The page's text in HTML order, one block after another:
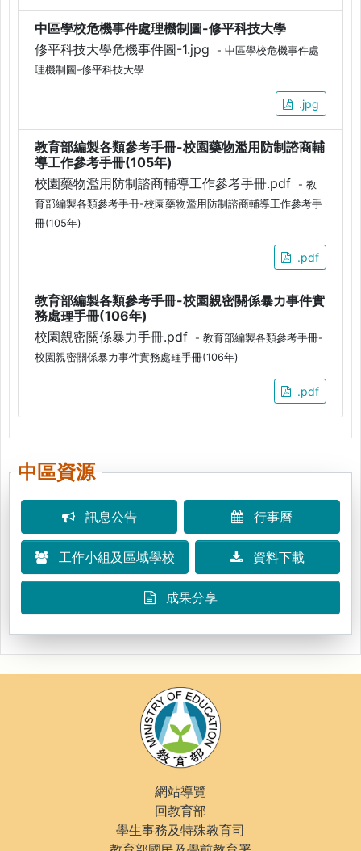
中區學校危機事件處理機制圖-修平科技大學
修平科技大學危機事件圖-1.jpg
- 中區學校危機事件處
理機制圖-修平科技大學
.jpg
教育部編製各類參考手冊-校園藥物濫用防制諮商輔
導工作參考手冊(105年)
校園藥物濫用防制諮商輔導工作參考手冊.pdf
- 教
育部編製各類參考手冊-校園藥物濫用防制諮商輔導工作參考手
冊(105年)
.pdf
教育部編製各類參考手冊-校園親密關係暴力事件實
務處理手冊(106年)
校園親密關係暴力手冊.pdf
- 教育部編製各類參考手冊-
校園親密關係暴力事件實務處理手冊(106年)
.pdf
中區資源
訊息公告 行事曆
工作小組及區域學校 資料下載
成果分享
網站導覽
回教育部
學生事務及特殊教育司